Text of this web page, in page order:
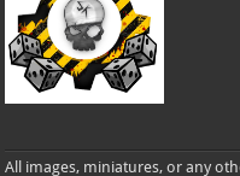
All images, miniatures, or any